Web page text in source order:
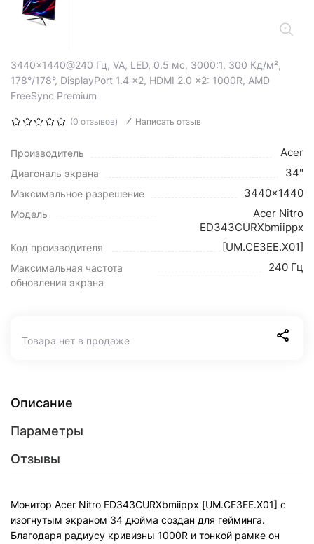
3440x1440@240 Гц, VA, LED, 0.5 мс, 3000:1, 300 Кд/м²,
178°/178°, DisplayPort 1.4 x2, HDMI 2.0 x2: 1000R, AMD
FreeSync Premium
(0 отзывов) Написать отзыв
Производитель Acer
Диагональ экрана 34"
Максимальное разрешение 3440x1440
Модель
Acer Nitro
ED343CURXbmiippx
Код производителя [UM.CE3EE.X01]
Максимальная частота
обновления экрана
240 Гц
Товара нет в продаже
Описание
Параметры
Отзывы
Монитор Acer Nitro ED343CURXbmiippx [UM.CE3EE.X01] с
изогнутым экраном 34 дюйма создан для гейминга.
Благодаря радиусу кривизны 1000R и тонкой рамке он